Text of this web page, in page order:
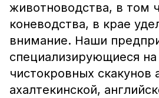
животноводства, в том
коневодства, в крае
внимание. Наши
специализирующиеся
чистокровных скакунов
ахалтекинской,